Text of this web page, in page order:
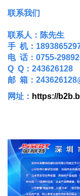
联系我们
联系人：陈先生
手 机：
电 话：0755-
Q Q：243626128
邮 箱：
网址： https://